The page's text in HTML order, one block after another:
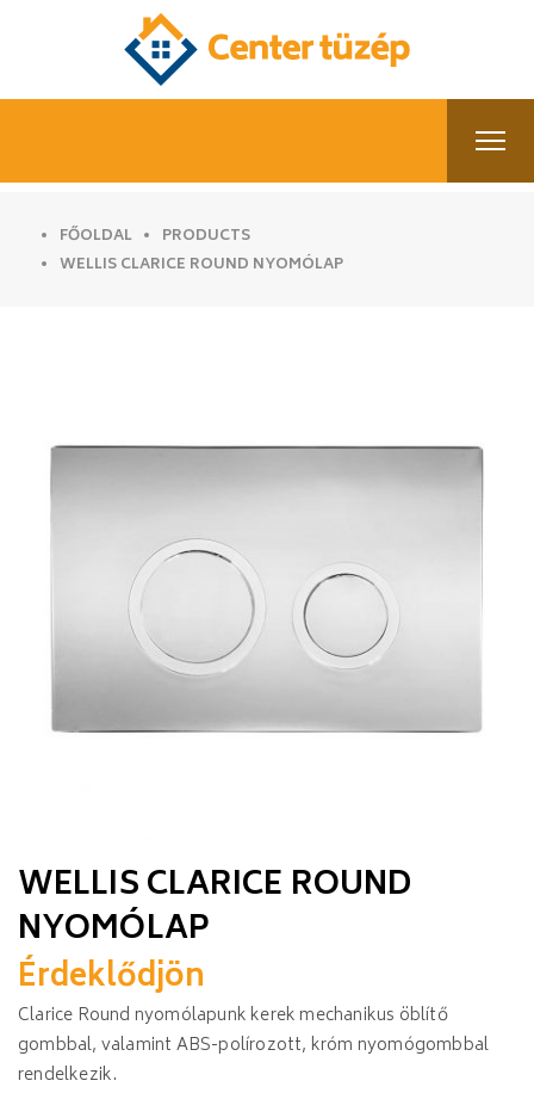
FŐOLDAL
PRODUCTS
WELLIS CLARICE ROUND NYOMÓLAP
WELLIS CLARICE ROUND
NYOMÓLAP
Érdeklődjön
Clarice Round nyomólapunk kerek mechanikus öblítő
gombbal, valamint ABS-polírozott, króm nyomógombbal
rendelkezik.